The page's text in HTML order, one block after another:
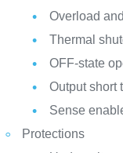
Overload
Thermal
OFF-state
Output short
Sense
Protections